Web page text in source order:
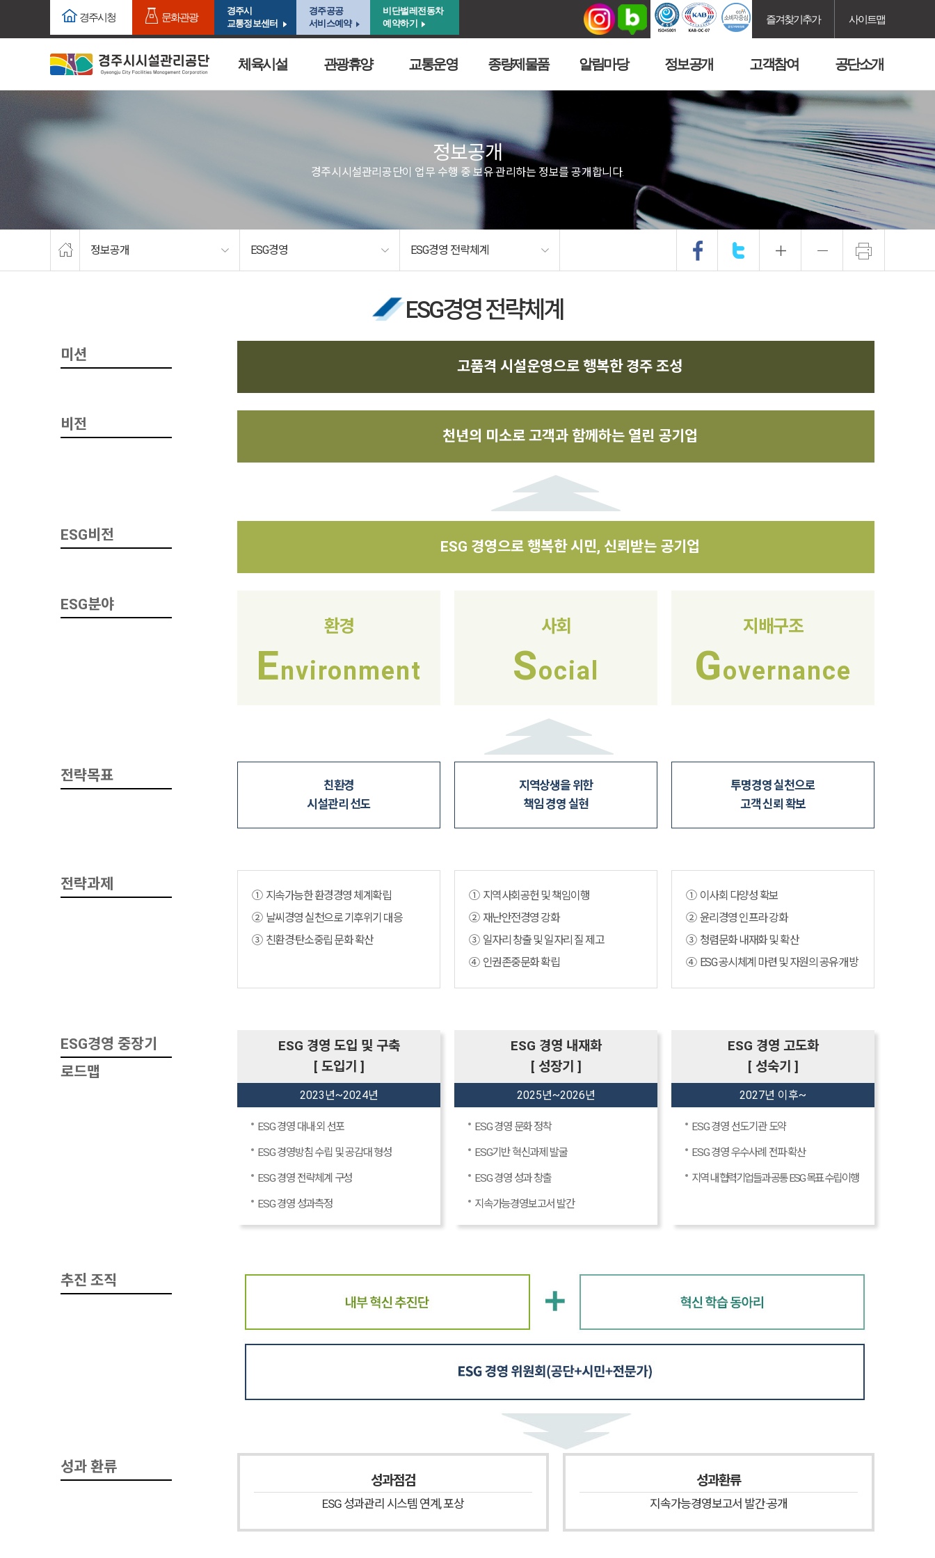
주요메뉴로 건너뛰기
경주시청 문화관광
경주시
교통정보센터
경주공공
서비스예약
비단벌레전동차
예약하기
즐겨찾기추가 사이트맵
체육시설 관광휴양 교통운영 종량제물품 알림마당 정보공개 고객참여 공단소개
정보공개
경주시시설관리공단이 업무 수행 중 보유·관리하는 정보를 공개합니다.
정보공개 ESG경영 ESG경영 전략체계
ESG경영 전략체계
미션
고품격 시설운영으로 행복한 경주 조성
비전
천년의 미소로 고객과 함께하는 열린 공기업
ESG비전
ESG 경영으로 행복한 시민, 신뢰받는 공기업
ESG분야
환경
Environment
사회
Social
지배구조
Governance
전략목표
친환경
시설관리 선도
지역상생을 위한
책임 경영 실현
투명경영 실천으로
고객 신뢰 확보
전략과제
① 지속가능한 환경경영 체계확립
② 날씨경영 실천으로 기후위기 대응
③ 친환경·탄소중립 문화 확산
① 지역사회공헌 및 책임이행
② 재난안전경영 강화
③ 일자리 창출 및 일자리 질 제고
④ 인권존중문화 확립
① 이사회 다양성 확보
② 윤리경영 인프라 강화
③ 청렴문화 내재화 및 확산
④ ESG 공시체계 마련 및 자원의 공유·개방
ESG경영 중장기
로드맵
ESG 경영 도입 및 구축
[ 도입기 ]
2023년~2024년
ESG 경영 대내·외 선포
ESG 경영방침 수립 및 공감대 형성
ESG 경영 전략체계 구성
ESG 경영 성과측정
ESG 경영 내재화
[ 성장기 ]
2025년~2026년
ESG 경영 문화 정착
ESG기반 혁신과제 발굴
ESG 경영 성과 창출
지속가능경영보고서 발간
ESG 경영 고도화
[ 성숙기 ]
2027년 이후~
ESG 경영 선도기관 도약
ESG 경영 우수사례 전파·확산
지역 내 협력기업들과 공통 ESG 목표 수립·이행
추진 조직
성과 환류
성과점검
ESG 성과관리 시스템 연계, 포상
성과환류
지속가능경영보고서 발간·공개